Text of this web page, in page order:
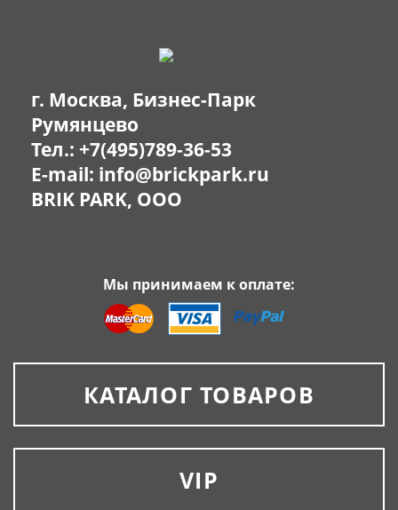
г. Москва, Бизнес-Парк
Румянцево
Тел.: +7(495)789-36-53
E-mail: info@brickpark.ru
BRIK PARK, OOO
Мы принимаем к оплате:
КАТАЛОГ ТОВАРОВ
VIP